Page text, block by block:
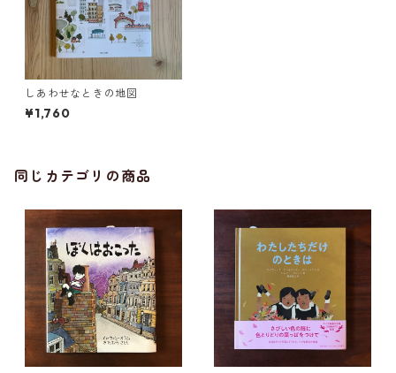
しあわせなときの地図
¥1,760
同じカテゴリの商品